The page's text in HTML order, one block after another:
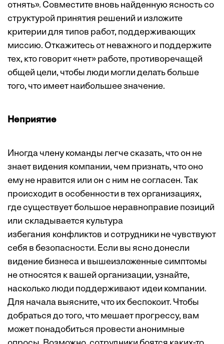
отнять». Совместите вновь найденную ясность со
структурой принятия решений и изложите
критерии для типов работ, поддерживающих
миссию. Откажитесь от неважного и поддержите
тех, кто говорит «нет» работе, противоречащей
общей цели, чтобы люди могли делать больше
того, что имеет наибольшее значение.
Неприятие
Иногда члену команды легче сказать, что он не
знает видения компании, чем признать, что оно
ему не нравится или он с ним не согласен. Так
происходит в особенности в тех организациях,
где существует большое неравноправие позиций
или складывается культура
избегания конфликтов и сотрудники не чувствуют
себя в безопасности. Если вы ясно донесли
видение бизнеса и вышеизложенные симптомы
не относятся к вашей организации, узнайте,
насколько люди поддерживают идеи компании.
Для начала выясните, что их беспокоит. Чтобы
добраться до того, что мешает прогрессу, вам
может понадобиться провести анонимные